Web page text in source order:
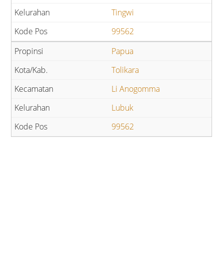
Tingwi
99562
Papua
Tolikara
Li Anogomma
Lubuk
99562